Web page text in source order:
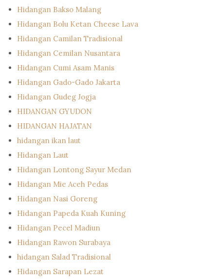
Hidangan Bakso Malang
Hidangan Bolu Ketan Cheese Lava
Hidangan Camilan Tradisional
Hidangan Cemilan Nusantara
Hidangan Cumi Asam Manis
Hidangan Gado-Gado Jakarta
Hidangan Gudeg Jogja
HIDANGAN GYUDON
HIDANGAN HAJATAN
hidangan ikan laut
Hidangan Laut
Hidangan Lontong Sayur Medan
Hidangan Mie Aceh Pedas
Hidangan Nasi Goreng
Hidangan Papeda Kuah Kuning
Hidangan Pecel Madiun
Hidangan Rawon Surabaya
hidangan Salad Tradisional
Hidangan Sarapan Lezat